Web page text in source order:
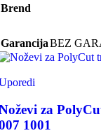
Brend
GarancijaBEZ
za
1001